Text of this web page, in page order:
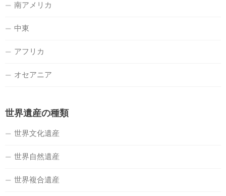
南アメリカ
中東
アフリカ
オセアニア
世界遺産の種類
世界文化遺産
世界自然遺産
世界複合遺産